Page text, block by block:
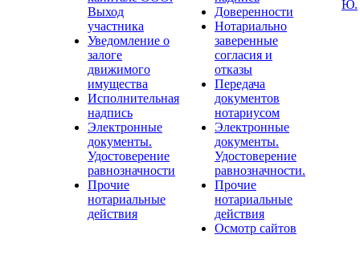
Выход
участника
Уведомление о
залоге
движимого
имущества
Исполнительная
надпись
Электронные
документы.
Удостоверение
равнозначности
Прочие
нотариальные
действия
Доверенности
Нотариально
заверенные
согласия и
отказы
Передача
документов
нотариусом
Электронные
документы.
Удостоверение
равнозначности.
Прочие
нотариальные
действия
Осмотр сайтов
Ю.